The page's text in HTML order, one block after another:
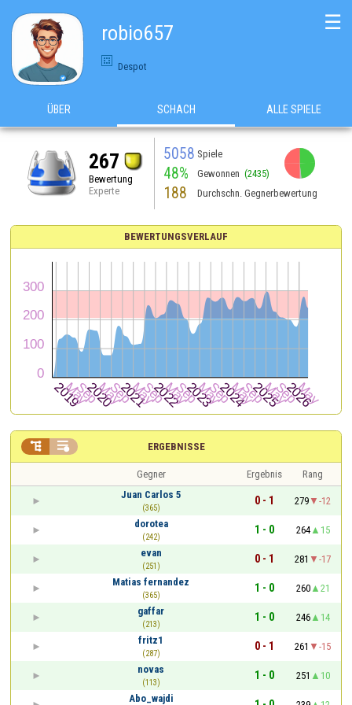
robio657
Despot
☰
ÜBER SCHACH ALLE SPIELE
267
Bewertung
Experte
5058 Spiele
48% Gewonnen (2435)
188 Durchschn. Gegnerbewertung
BEWERTUNGSVERLAUF
ERGEBNISSE
 
Gegner Ergebnis
Rang
Juan Carlos 5
(365)
0 - 1 279
-12
dorotea
(242)
1 - 0 264
15
evan
(251)
0 - 1 281
-17
Matias fernandez
(365)
1 - 0 260
21
gaffar
(213)
1 - 0 246
14
fritz1
(287)
0 - 1 261
-15
novas
(113)
1 - 0 251
10
Abo_wajdi